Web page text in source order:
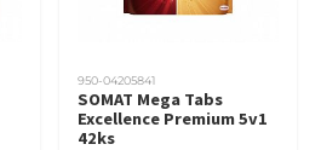
950-04205841
SOMAT Mega Tabs
Excellence Premium 5v1
42ks